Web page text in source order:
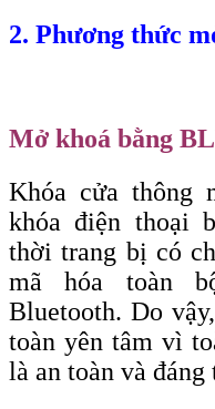
2. Phương thức
Mở khoá bằng
Khóa cửa thông
khóa điện thoại
thời trang bị có
mã hóa toàn
Bluetooth. Do
toàn yên tâm vì
là an toàn và đáng